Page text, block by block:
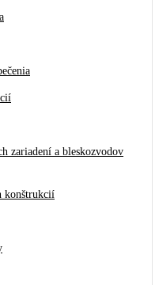
zariadení a bleskozvodov
konštrukcií